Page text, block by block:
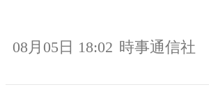
08月05日 18:02 時事通信社